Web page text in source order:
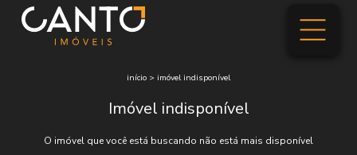
início > imóvel indisponível
Imóvel indisponível
O imóvel que você está buscando não está mais disponível